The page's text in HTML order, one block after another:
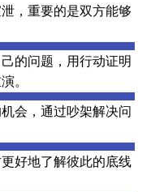
，重要的是双方能够
的问题，用行动证明
。
会，通过吵架解决问
好地了解彼此的底线